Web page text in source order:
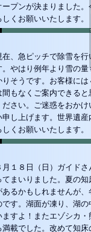
ープンが決まりました
しくお願いいたします。
在、急ピッチで除雪を
。やはり例年より雪の
りそうです。お客様に
間もなくご案内できる
ださい。ご迷惑をおか
申し上げます。世界遺
しくお願いいたします。
月１８日（日）ガイド
てまいりました。夏の
あるかもしれませんが
です。湖面が凍り、湖
ますよ！またエゾシカ
満載でした。改めて知